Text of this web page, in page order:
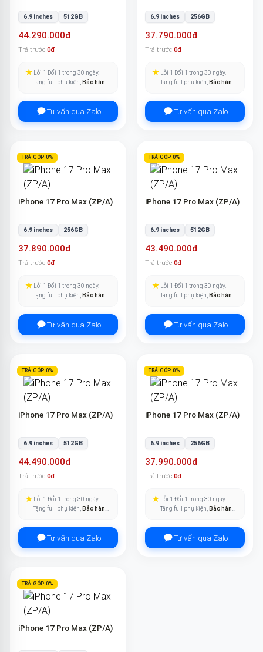
6.9 inches 512GB
44.290.000đ
Trả trước 0đ
★
Lỗi 1 Đổi 1 trong 30 ngày.
Tặng full phụ kiện,
Bảo hành
Tư vấn qua Zalo
6.9 inches 256GB
37.790.000đ
Trả trước 0đ
★
Lỗi 1 Đổi 1 trong 30 ngày.
Tặng full phụ kiện,
Bảo hành
Tư vấn qua Zalo
TRẢ GÓP 0%
iPhone 17 Pro Max (ZP/A)
6.9 inches 256GB
37.890.000đ
Trả trước 0đ
★
Lỗi 1 Đổi 1 trong 30 ngày.
Tặng full phụ kiện,
Bảo hành
Tư vấn qua Zalo
TRẢ GÓP 0%
iPhone 17 Pro Max (ZP/A)
6.9 inches 512GB
43.490.000đ
Trả trước 0đ
★
Lỗi 1 Đổi 1 trong 30 ngày.
Tặng full phụ kiện,
Bảo hành
Tư vấn qua Zalo
TRẢ GÓP 0%
iPhone 17 Pro Max (ZP/A)
6.9 inches 512GB
44.490.000đ
Trả trước 0đ
★
Lỗi 1 Đổi 1 trong 30 ngày.
Tặng full phụ kiện,
Bảo hành
Tư vấn qua Zalo
TRẢ GÓP 0%
iPhone 17 Pro Max (ZP/A)
6.9 inches 256GB
37.990.000đ
Trả trước 0đ
★
Lỗi 1 Đổi 1 trong 30 ngày.
Tặng full phụ kiện,
Bảo hành
Tư vấn qua Zalo
TRẢ GÓP 0%
iPhone 17 Pro Max (ZP/A)